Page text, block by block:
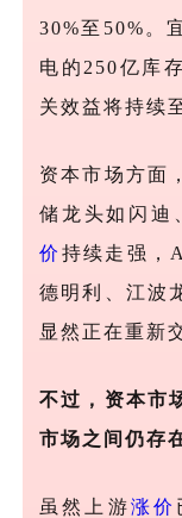
30%至50%。
电的250亿库
关效益将持续
资本市场方面
储龙头如闪迪
价 持续走强，
德明利、江波
显然正在重新
不过，资本市
市场之间仍存
虽然上游涨价